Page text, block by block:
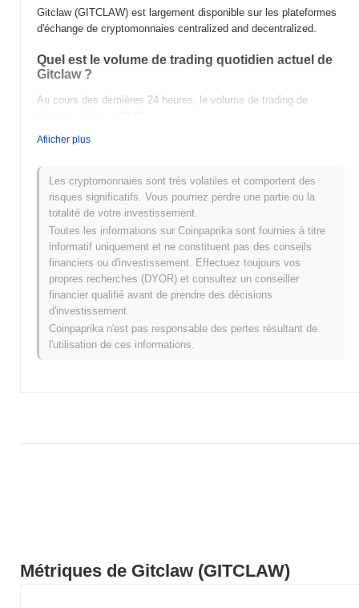
Métriques de Gitclaw (GITCLAW)
Gitclaw (GITCLAW) est largement disponible sur les plateformes
d'échange de cryptomonnaies centralized and decentralized.
Quel est le volume de trading quotidien actuel de
Gitclaw ?
Au cours des dernières 24 heures, le volume de trading de
Quel est l'historique de la fourchette de prix de
Plus Haut Historique (ATH) :€0.00008688
Plus Bas Historique (ATL) :NaN
Gitclaw se négocie actuellement~99.49% en dessous de son
ATH .
Comment Gitclaw performe-t-il par rapport au
marché crypto plus large ?
Au cours des 7 derniers jours, Gitclaw a a gagné 0.00%
, sous-
performant le marché crypto global qui a affiché un gain de
0.16%
Afiicher plus
Les cryptomonnaies sont très volatiles et comportent des
risques significatifs. Vous pourriez perdre une partie ou la
totalité de votre investissement.
Toutes les informations sur Coinpaprika sont fournies à titre
informatif uniquement et ne constituent pas des conseils
financiers ou d'investissement. Effectuez toujours vos
propres recherches (DYOR) et consultez un conseiller
financier qualifié avant de prendre des décisions
d'investissement.
Coinpaprika n'est pas responsable des pertes résultant de
l'utilisation de ces informations.